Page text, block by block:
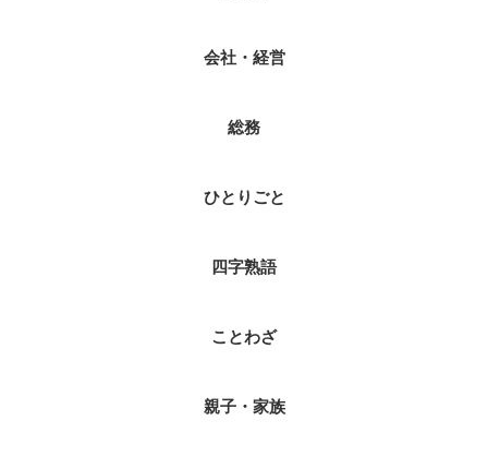
会社・経営
総務
ひとりごと
四字熟語
ことわざ
親子・家族